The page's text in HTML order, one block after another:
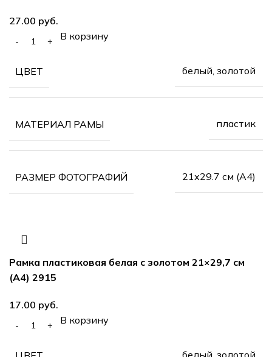
руб.
В корзину
ЦВЕТ белый, золотой
МАТЕРИАЛ РАМЫ пластик
РАЗМЕР ФОТОГРАФИЙ 21х29.7 см (А4)
Рамка пластиковая белая с золотом 21×29,7 см
(А4) 2915
руб.
В корзину
белый, золотой